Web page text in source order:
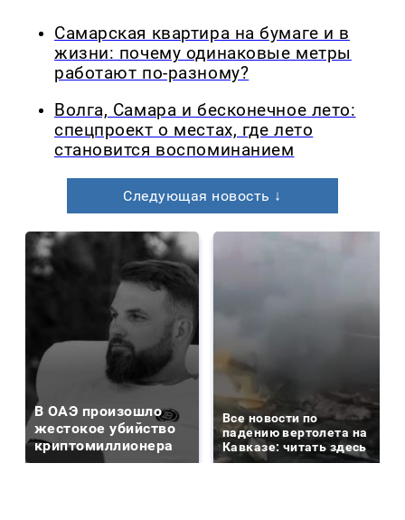
Самарская квартира на бумаге и в
жизни: почему одинаковые метры
работают по-разному?
Волга, Самара и бесконечное лето:
спецпроект о местах, где лето
становится воспоминанием
Следующая новость ↓
В ОАЭ произошло
жестокое убийство
криптомиллионера
Все новости по
падению вертолета на
Кавказе: читать здесь